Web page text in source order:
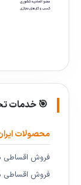
🎯 خدمات
محصولات
فروش اقساطی
فروش اقساطی